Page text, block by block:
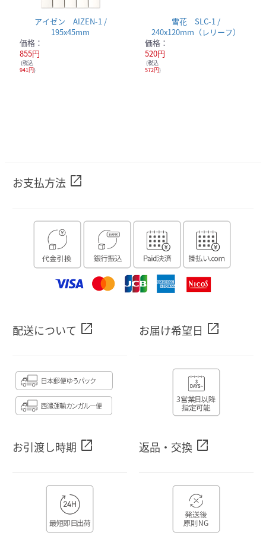
アイゼン AIZEN-1 /
195x45mm
価格：
855円
(税込
941円)
雪花 SLC-1 /
240x120mm（レリーフ）
価格：
520円
(税込
572円)
お支払方法 open_in_new
配送について open_in_new お届け希望日 open_in_new
お引渡し時期 open_in_new 返品・交換 open_in_new